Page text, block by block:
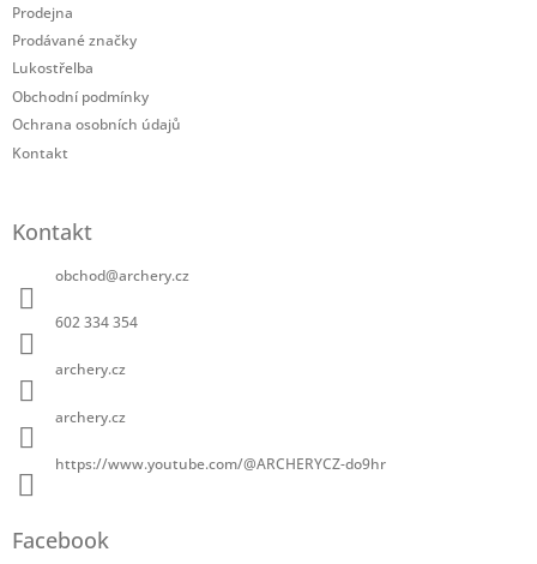
Prodejna
Prodávané značky
Lukostřelba
Obchodní podmínky
Ochrana osobních údajů
Kontakt
Kontakt
obchod@archery.cz
602 334 354
archery.cz
archery.cz
https://www.youtube.com/@ARCHERYCZ-do9hr
Facebook